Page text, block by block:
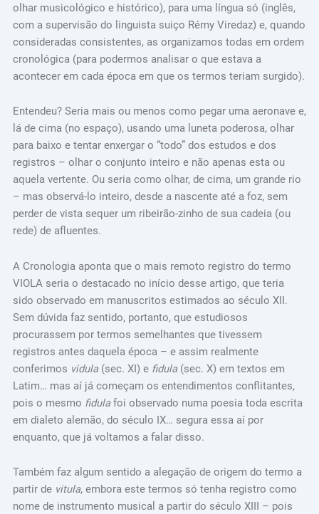
olhar musicológico e histórico), para uma língua só (inglês,
com a supervisão do linguista suiço Rémy Viredaz) e, quando
consideradas consistentes, as organizamos todas em ordem
cronológica (para podermos analisar o que estava a
acontecer em cada época em que os termos teriam surgido).
Entendeu? Seria mais ou menos como pegar uma aeronave e,
lá de cima (no espaço), usando uma luneta poderosa, olhar
para baixo e tentar enxergar o “todo” dos estudos e dos
registros – olhar o conjunto inteiro e não apenas esta ou
aquela vertente. Ou seria como olhar, de cima, um grande rio
– mas observá-lo inteiro, desde a nascente até a foz, sem
perder de vista sequer um ribeirão-zinho de sua cadeia (ou
rede) de afluentes.
A Cronologia aponta que o mais remoto registro do termo
VIOLA seria o destacado no início desse artigo, que teria
sido observado em manuscritos estimados ao século XII.
Sem dúvida faz sentido, portanto, que estudiosos
procurassem por termos semelhantes que tivessem
registros antes daquela época – e assim realmente
conferimos vidula (sec. XI) efidula (sec. X) em textos em
Latim… mas aí já começam os entendimentos conflitantes,
pois o mesmo fidulafoi observado numa poesia toda escrita
em dialeto alemão, do século IX… segura essa aí por
enquanto, que já voltamos a falar disso.
Também faz algum sentido a alegação de origem do termo a
partir de vitula, embora este termos só tenha registro como
nome de instrumento musical a partir do século XIII – pois